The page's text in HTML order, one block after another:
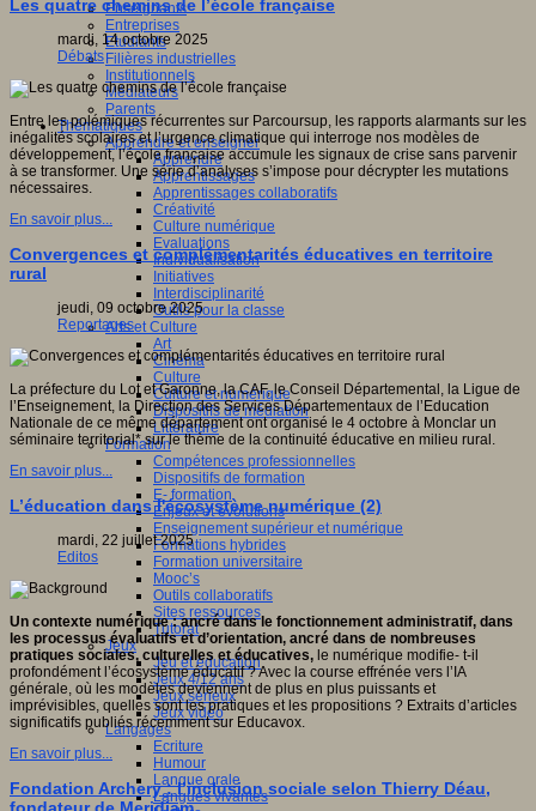
Enseignants
Entreprises
Etudiants
Filières industrielles
Institutionnels
Médiateurs
Parents
Thématiques
Apprendre et enseigner
Apprendre
Apprentissages
Apprentissages collaboratifs
Créativité
Culture numérique
Evaluations
Individualisation
Initiatives
Interdisciplinarité
Outils pour la classe
Arts et Culture
Art
Cinéma
Culture
Culture et numérique
Dispositifs de médiation
Littérature
Formation
Compétences professionnelles
Dispositifs de formation
E- formation
Enjeux et évolutions
Enseignement supérieur et numérique
Formations hybrides
Formation universitaire
Mooc’s
Outils collaboratifs
Sites ressources
Tutorat
Jeux
Jeu et éducation
Jeux 4/12 ans
Jeux sérieux
Jeux vidéo
Langages
Ecriture
Humour
Langue orale
Langues vivantes
Les quatre chemins de l’école française
mardi, 14 octobre 2025
Débats
Entre les polémiques récurrentes sur Parcoursup, les rapports alarmants sur les
inégalités scolaires et l’urgence climatique qui interroge nos modèles de
développement, l’école française accumule les signaux de crise sans parvenir
à se transformer. Une série d’analyses s’impose pour décrypter les mutations
nécessaires.
En savoir plus...
Convergences et complémentarités éducatives en territoire
rural
jeudi, 09 octobre 2025
Reportages
La préfecture du Lot et Garonne, la CAF, le Conseil Départemental, la Ligue de
l’Enseignement, la Direction des Services Départementaux de l’Education
Nationale de ce même département ont organisé le 4 octobre à Monclar un
séminaire territorial* sur le thème de la continuité éducative en milieu rural.
En savoir plus...
L’éducation dans l'écosystème numérique (2)
mardi, 22 juillet 2025
Editos
Un contexte numérique : ancré dans le fonctionnement administratif, dans
les processus évaluatifs et d’orientation, ancré dans de nombreuses
pratiques sociales, culturelles et éducatives, le numérique modifie- t-il
profondément l’écosystème éducatif ? Avec la course effrénée vers l’IA
générale, où les modèles deviennent de plus en plus puissants et
imprévisibles, quelles sont les pratiques et les propositions ? Extraits d’articles
significatifs publiés récemment sur Educavox.
En savoir plus...
Fondation Archery : l’inclusion sociale selon Thierry Déau,